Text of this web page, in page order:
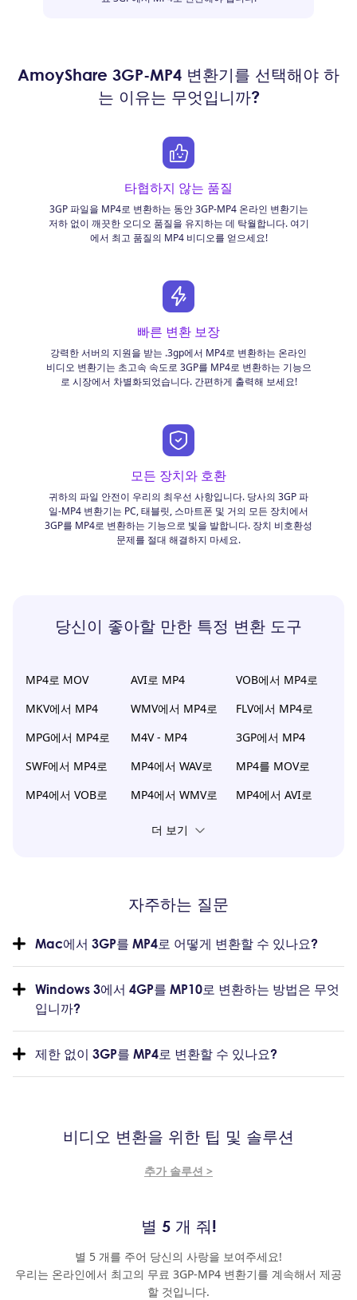
AmoyShare 3GP-MP4 변환기를 선택해야 하
는 이유는 무엇입니까?
타협하지 않는 품질
3GP 파일을 MP4로 변환하는 동안 3GP-MP4 온라인 변환기는
저하 없이 깨끗한 오디오 품질을 유지하는 데 탁월합니다. 여기
에서 최고 품질의 MP4 비디오를 얻으세요!
빠른 변환 보장
강력한 서버의 지원을 받는 .3gp에서 MP4로 변환하는 온라인
비디오 변환기는 초고속 속도로 3GP를 MP4로 변환하는 기능으
로 시장에서 차별화되었습니다. 간편하게 출력해 보세요!
모든 장치와 호환
귀하의 파일 안전이 우리의 최우선 사항입니다. 당사의 3GP 파
일-MP4 변환기는 PC, 태블릿, 스마트폰 및 거의 모든 장치에서
3GP를 MP4로 변환하는 기능으로 빛을 발합니다. 장치 비호환성
문제를 절대 해결하지 마세요.
당신이 좋아할 만한 특정 변환 도구
MP4로 MOV AVI로 MP4
VOB에서 MP4로
MKV에서 MP4
WMV에서 MP4로
FLV에서 MP4로
MPG에서 MP4로
M4V - MP4
3GP에서 MP4
SWF에서 MP4로
MP4에서 WAV로
MP4를 MOV로
MP4에서 VOB로
MP4에서 WMV로 MP4에서 AVI로
더 보기
자주하는 질문
Mac에서 3GP를 MP4로 어떻게 변환할 수 있나요?
Windows 3에서 4GP를 MP10로 변환하는 방법은 무엇
입니까?
제한 없이 3GP를 MP4로 변환할 수 있나요?
비디오 변환을 위한 팁 및 솔루션
추가 솔루션 >
별 5 개 줘!
별 5 개를 주어 당신의 사랑을 보여주세요!
우리는 온라인에서 최고의 무료 3GP-MP4 변환기를 계속해서 제공
할 것입니다.